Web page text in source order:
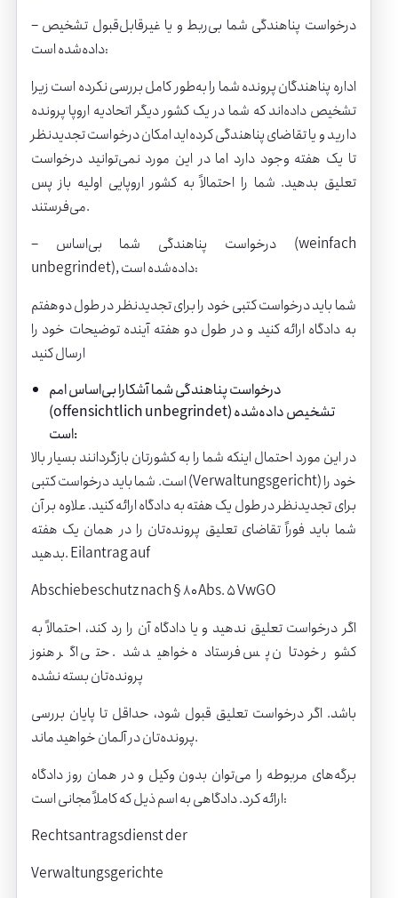
– درخواست پناهندگی شما بی‌ربط و یا غیرقابل‌قبول تشخیص
داده‌شده است:
اداره پناهندگان پرونده شما را به‌طور کامل بررسی نکرده است زیرا
تشخیص داده‌اند که شما در یک کشور دیگر اتحادیه اروپا پرونده
دارید و یا تقاضای پناهندگی کرده‌اید امکان درخواست تجدیدنظر
تا یک هفته وجود دارد اما در این مورد نمی‌توانید درخواست
تعلیق بدهید. شما را احتمالاً به کشور اروپایی اولیه باز پس
می‌فرستند.
– درخواست پناهندگی شما بی‌اساس (weinfach
unbegrindet), داده‌شده است:
شما باید درخواست کتبی خود را برای تجدیدنظر در طول دوهفتم
به دادگاه ارائه کنید و در طول دو هفته آینده توضیحات خود را
ارسال کنید
درخواست پناهندگی شما آشکارا بی‌اساس امم
(offensichtlich unbegrindet) تشخیص داده‌شده
است:
در این مورد احتمال اینکه شما را به کشورتان بازگردانند بسیار بالا
است. شما باید درخواست کتبی (Verwaltungsgericht) خود را
برای تجدیدنظر در طول یک هفته به دادگاه ارائه کنید. علاوه بر آن
شما باید فوراً تقاضای تعلیق پرونده‌تان را در همان یک هفته
بدهید. Eilantrag auf
Abschiebeschutz nach § ۸۰ Abs. 5 VwGO
اگر درخواست تعلیق ندهید و یا دادگاه آن را رد کند، احتمالاً به
کشور خودتان پس فرستاده خواهید شد. حتی اگر هنوز
پرونده‌تان بسته نشده
باشد. اگر درخواست تعلیق قبول شود، حداقل تا پایان بررسی
پرونده‌تان در آلمان خواهید ماند.
برگه‌های مربوطه را می‌توان بدون وکیل و در همان روز دادگاه
ارائه کرد. دادگاهی به اسم ذیل که کاملاً مجانی است:
Rechtsantragsdienst der
Verwaltungsgerichte